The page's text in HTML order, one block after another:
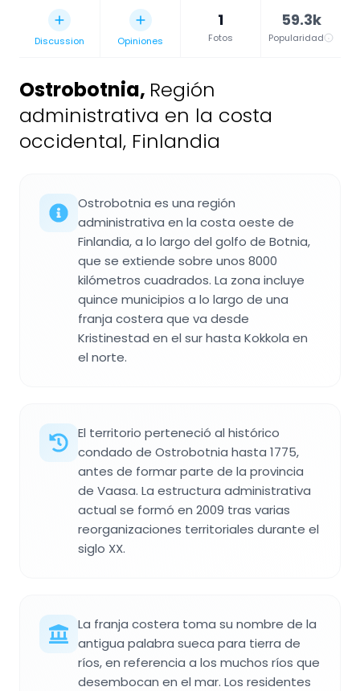
Discussion Opiniones
1
Fotos
59.3k
Popularidad
Ostrobotnia, Región
administrativa en la costa
occidental, Finlandia
Ostrobotnia es una región
administrativa en la costa oeste de
Finlandia, a lo largo del golfo de Botnia,
que se extiende sobre unos 8000
kilómetros cuadrados. La zona incluye
quince municipios a lo largo de una
franja costera que va desde
Kristinestad en el sur hasta Kokkola en
el norte.
El territorio perteneció al histórico
condado de Ostrobotnia hasta 1775,
antes de formar parte de la provincia
de Vaasa. La estructura administrativa
actual se formó en 2009 tras varias
reorganizaciones territoriales durante el
siglo XX.
La franja costera toma su nombre de la
antigua palabra sueca para tierra de
ríos, en referencia a los muchos ríos que
desembocan en el mar. Los residentes